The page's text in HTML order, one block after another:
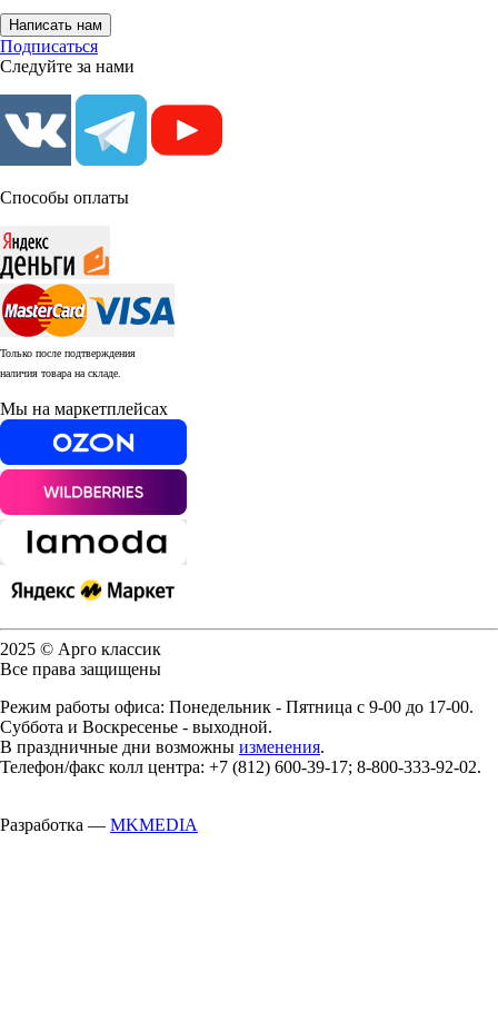
Написать нам
Подписаться
Следуйте за нами
Способы оплаты
Только после подтверждения
наличия товара на складе.
Мы на маркетплейсах
2025 © Арго классик
Все права защищены
Режим работы офиса: Понедельник - Пятница с 9-00 до 17-00.
Суббота и Воскресенье - выходной.
В праздничные дни возможны изменения.
Телефон/факс колл центра: +7 (812) 600-39-17; 8-800-333-92-02.
Разработка — MKMEDIA